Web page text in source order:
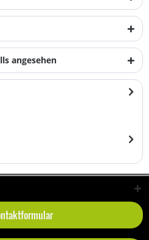
angesehen